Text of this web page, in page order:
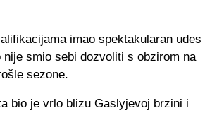
imao spektakularan udes
nije smio sebi dozvoliti s obzirom na
sezone.
bio je vrlo blizu Gaslyjevoj brzini i